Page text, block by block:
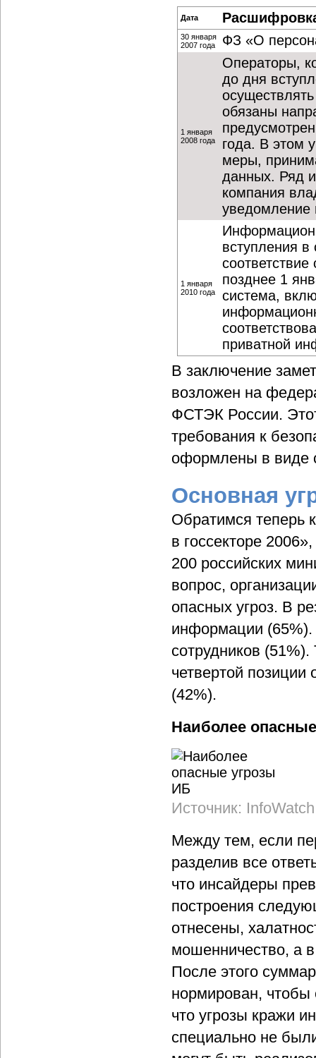
Дата
30 января
2007 года
ФЗ «О
1 января
2008 года
Операторы,
до дня
обязаны
года. В этом
меры,
данных. Ряд
компания
уведомление
1 января
2010 года
вступления
позднее 1
система,
приватной
В заключение
возложен на
ФСТЭК России.
требования к
оформлены в виде
Основная
Обратимся теперь
в госсекторе
200 российских
вопрос,
опасных угроз. В
информации (65%).
сотрудников
четвертой
(42%).
Наиболее
Источник:
Между тем, если
разделив все
что инсайдеры
построения
отнесены,
мошенничество, а
После этого
нормирован,
что угрозы кражи
специально не